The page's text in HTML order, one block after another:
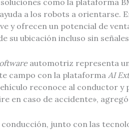
como la plataforma
a los robots a orientarse.
y ofrecen un potencial de
su ubicación incluso sin
automotriz representa
campo con la plataforma AI
reconoce al conductor
en caso de accidente»,
conducción, junto con las